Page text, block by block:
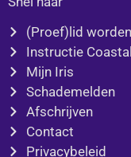
(Proef)lid worden
Instructie
Mijn Iris
Schademelden
Afschrijven
Contact
Privacybeleid